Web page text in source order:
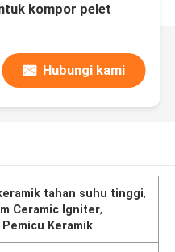
kompor pelet
Hubungi kami
tahan suhu tinggi,
Ceramic Igniter,
Keramik